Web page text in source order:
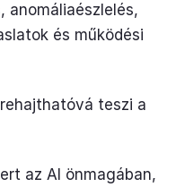
anomáliaészlelés,
és működési
teszi a
az AI önmagában,